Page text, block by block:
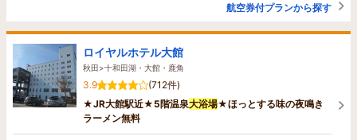
航空券付プランから探す
ロイヤルホテル大館
秋田>十和田湖・大館・鹿角
3.9
(712件)
★JR大館駅近★5階温泉大浴場★ほっとする味の夜鳴き
ラーメン無料